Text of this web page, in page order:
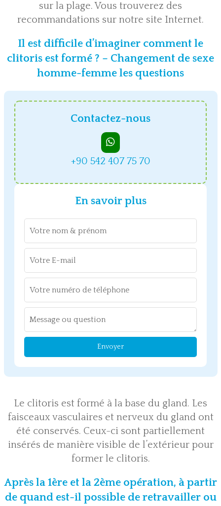
sur la plage. Vous trouverez des
recommandations sur notre site Internet.
Il est difficile d’imaginer comment le
clitoris est formé ? – Changement de sexe
homme-femme les questions
Contactez-nous
+90 542 407 75 70
En savoir plus
Envoyer
Le clitoris est formé à la base du gland. Les
faisceaux vasculaires et nerveux du gland ont
été conservés. Ceux-ci sont partiellement
insérés de manière visible de l’extérieur pour
former le clitoris.
Après la 1ère et la 2ème opération, à partir
de quand est-il possible de retravailler ou